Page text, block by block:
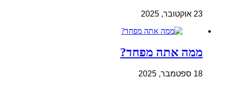
23 אוקטובר, 2025
ממה אתה מפחד?
18 ספטמבר, 2025